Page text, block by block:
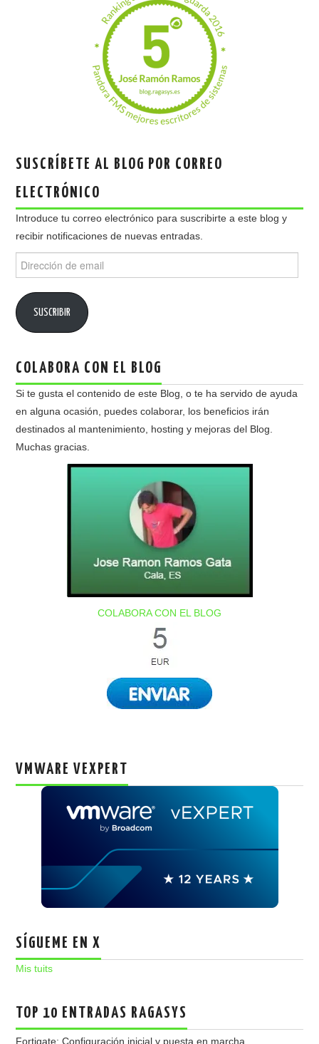
SUSCRÍBETE AL BLOG POR CORREO
ELECTRÓNICO
Introduce tu correo electrónico para suscribirte a este blog y
recibir notificaciones de nuevas entradas.
de
SUSCRIBIR
COLABORA CON EL BLOG
Si te gusta el contenido de este Blog, o te ha servido de ayuda
en alguna ocasión, puedes colaborar, los beneficios irán
destinados al mantenimiento, hosting y mejoras del Blog.
Muchas gracias.
COLABORA CON EL BLOG
VMWARE VEXPERT
SÍGUEME EN X
Mis tuits
TOP 10 ENTRADAS RAGASYS
Fortigate: Configuración inicial y puesta en marcha